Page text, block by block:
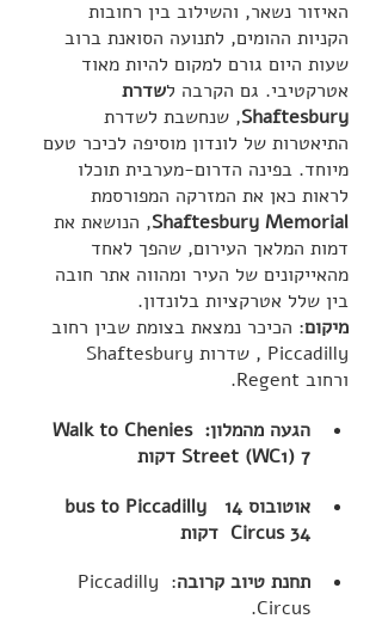
האיזור נשאר, והשילוב בין רחובות
הקניות ההומים, לתנועה הסואנת ברוב
שעות היום גורם למקום להיות מאוד
אטרקטיבי. גם הקרבה לשדרת
Shaftesbury, שנחשבת לשדרת
התיאטרות של לונדון מוסיפה לכיכר טעם
מיוחד. בפינה הדרום-מערבית תוכלו
לראות כאן את המזרקה המפורסמת
Shaftesbury Memorial, הנושאת את
דמות המלאך העירום, שהפך לאחד
מהאייקונים של העיר ומהווה אתר חובה
בין שלל אטרקציות בלונדון.
מיקום: הכיכר נמצאת בצומת שבין רחוב
ורחוב Regent.
הגעה מהמלון: Walk to Chenies
Street (WC1) 7 דקות
אוטובוס 14  bus to Piccadilly
Circus 34  דקות
תחנת טיוב קרובה
: Piccadilly
Circus.